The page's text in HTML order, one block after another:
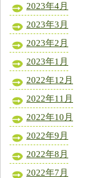
2023年4月
2023年3月
2023年2月
2023年1月
2022年12月
2022年11月
2022年10月
2022年9月
2022年8月
2022年7月